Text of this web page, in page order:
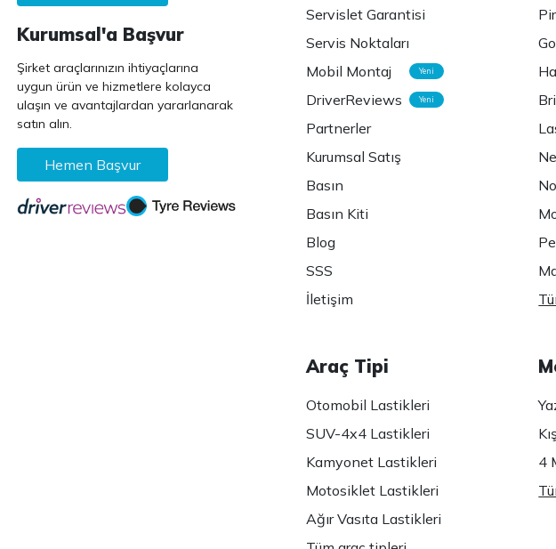
Kurumsal'a Başvur
Şirket araçlarınızın ihtiyaçlarına
uygun ürün ve hizmetlere kolayca
ulaşın ve avantajlardan yararlanarak
satın alın.
Hemen Başvur
Servislet Garantisi
Servis Noktaları
Mobil Montaj
Yeni
DriverReviews Yeni
Partnerler
Kurumsal Satış
Basın
Basın Kiti
Blog
SSS
İletişim
Araç Tipi
Otomobil Lastikleri
SUV-4x4 Lastikleri
Kamyonet Lastikleri
Motosiklet Lastikleri
Ağır Vasıta Lastikleri
4